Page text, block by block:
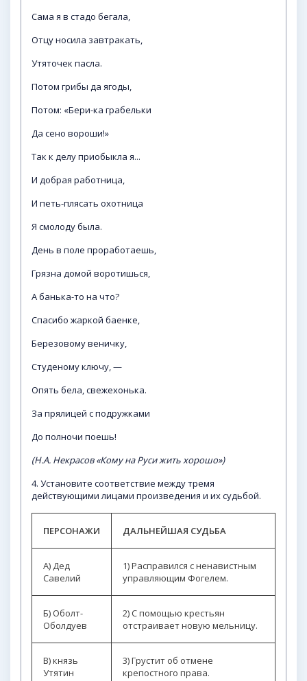
Сама я в стадо бегала,
Отцу носила завтракать,
Утяточек пасла.
Потом грибы да ягоды,
Потом: «Бери-ка грабельки
Да сено вороши!»
Так к делу приобыкла я...
И добрая работница,
И петь-плясать охотница
Я смолоду была.
День в поле проработаешь,
Грязна домой воротишься,
А банька-то на что?
Спасибо жаркой баенке,
Березовому веничку,
Студеному ключу, —
Опять бела, свежехонька.
За прялицей с подружками
До полночи поешь!
(Н.А. Некрасов «Кому на Руси жить хорошо»)
4. Установите соответствие между тремя
действующими лицами произведения и их судьбой.
ПЕРСОНАЖИ ДАЛЬНЕЙШАЯ СУДЬБА
А) Дед
Савелий
1) Расправился с ненавистным
управляющим Фогелем.
Б) Оболт-
Оболдуев
2) С помощью крестьян
отстраивает новую мельницу.
В) князь
Утятин
3) Грустит об отмене
крепостного права.